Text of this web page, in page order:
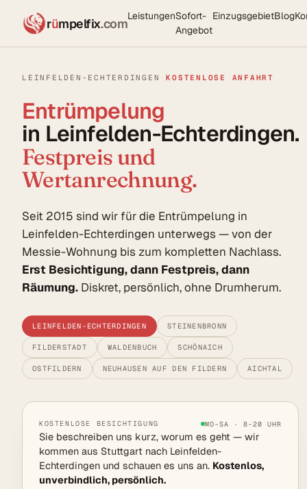
rümpelfix.comLeistungenSofort-
Angebot
EinzugsgebietBlog
LEINFELDEN-ECHTERDINGEN ·KOSTENLOSE ANFAHRT
Entrümpelung
in Leinfelden-Echterdingen.
Festpreis und
Wertanrechnung.
Seit 2015 sind wir für die Entrümpelung in
Leinfelden-Echterdingen unterwegs — von der
Messie-Wohnung bis zum kompletten Nachlass.
Erst Besichtigung, dann Festpreis, dann
Räumung. Diskret, persönlich, ohne Drumherum.
LEINFELDEN-ECHTERDINGEN STEINENBRONN
FILDERSTADT WALDENBUCH SCHÖNAICH
OSTFILDERN NEUHAUSEN AUF DEN FILDERN AICHTAL
KOSTENLOSE BESICHTIGUNG MO–SA · 8–20 UHR
Sie beschreiben uns kurz, worum es geht — wir
kommen aus Stuttgart nach Leinfelden-
Echterdingen und schauen es uns an. Kostenlos,
unverbindlich, persönlich.